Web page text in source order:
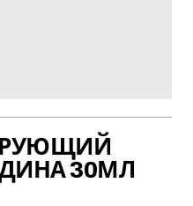
30МЛ